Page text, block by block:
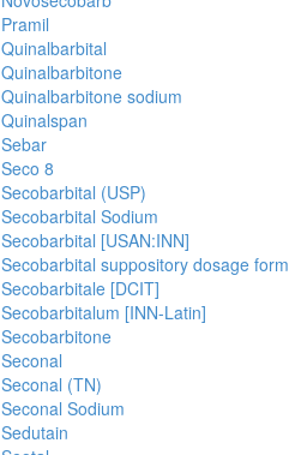
Pramil
Quinalbarbital
Quinalbarbitone
Quinalbarbitone sodium
Quinalspan
Sebar
Seco 8
Secobarbital (USP)
Secobarbital Sodium
Secobarbital [USAN:INN]
Secobarbital suppository dosage form
Secobarbitale [DCIT]
Secobarbitalum [INN-Latin]
Secobarbitone
Seconal
Seconal (TN)
Seconal Sodium
Sedutain